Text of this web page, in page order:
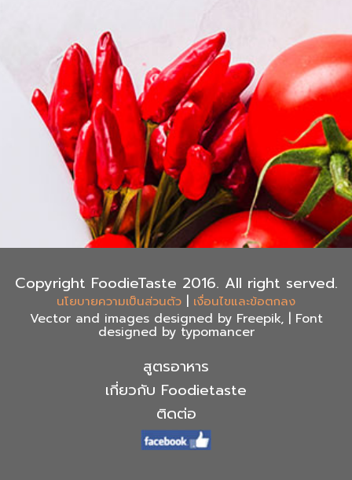
Copyright FoodieTaste 2016. All right served.
นโยบายความเป็นส่วนตัว | เงื่อนไขและข้อตกลง
Vector and images designed by Freepik, | Font
designed by typomancer
สูตรอาหาร
เกี่ยวกับ Foodietaste
ติดต่อ